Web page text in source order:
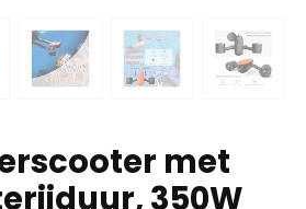
met
350W